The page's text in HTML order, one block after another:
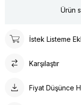
Ürün
İstek Listeme
Karşılaştır
Fiyat Düşünce